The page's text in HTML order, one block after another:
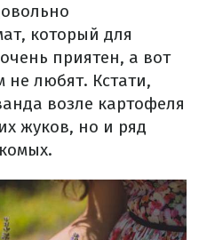
который для
приятен, а вот
не любят. Кстати,
возле картофеля
жуков, но и ряд